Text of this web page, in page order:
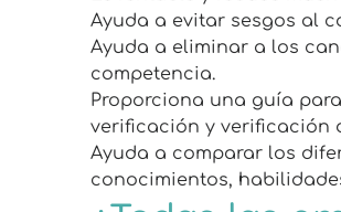
Ayuda a evitar sesgos al
Ayuda a eliminar a los
competencia.
Proporciona una guía
verificación y verificación
Ayuda a comparar los
conocimientos,